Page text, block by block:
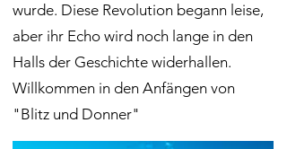
wurde. Diese Revolution begann leise,
aber ihr Echo wird noch lange in den
Halls der Geschichte widerhallen.
Willkommen in den Anfängen von
"Blitz und Donner"